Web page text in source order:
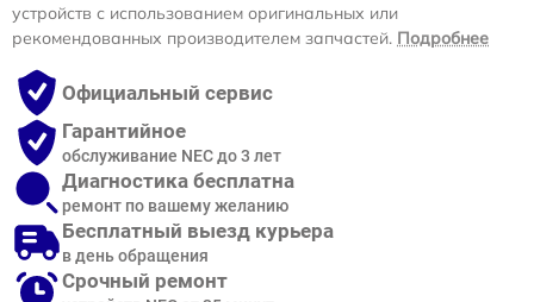
устройств с использованием оригинальных или
рекомендованных производителем запчастей. Подробнее
Официальный сервис
Гарантийное
обслуживание NEC до 3 лет
Диагностика бесплатна
ремонт по вашему желанию
Бесплатный выезд курьера
в день обращения
Срочный ремонт